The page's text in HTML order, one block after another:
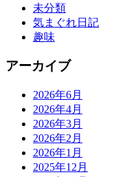
未分類
気まぐれ日記
趣味
アーカイブ
2026年6月
2026年4月
2026年3月
2026年2月
2026年1月
2025年12月